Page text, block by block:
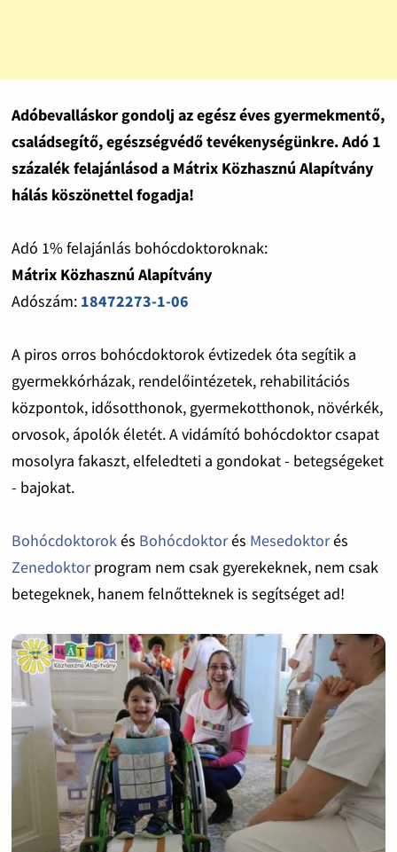
Adóbevalláskor gondolj az egész éves gyermekmentő,
családsegítő, egészségvédő tevékenységünkre. Adó 1
százalék felajánlásod a Mátrix Közhasznú Alapítvány
hálás köszönettel fogadja!
Adó 1% felajánlás bohócdoktoroknak:
Mátrix Közhasznú Alapítvány
Adószám: 18472273-1-06
A piros orros bohócdoktorok évtizedek óta segítik a
gyermekkórházak, rendelőintézetek, rehabilitációs
központok, idősotthonok, gyermekotthonok, növérkék,
orvosok, ápolók életét. A vidámító bohócdoktor csapat
mosolyra fakaszt, elfeledteti a gondokat - betegségeket
- bajokat.
Bohócdoktorokés Bohócdoktorés Mesedoktorés
Zenedoktorprogram nem csak gyerekeknek, nem csak
betegeknek, hanem felnőtteknek is segítséget ad!